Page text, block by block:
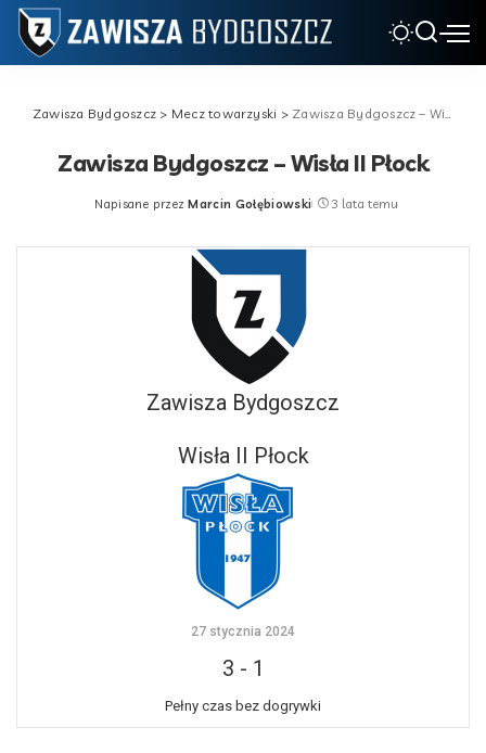
Zawisza Bydgoszcz > Mecz towarzyski > Zawisza Bydgoszcz – Wisła II Płock
Zawisza Bydgoszcz – Wisła II Płock
Posted
Napisane przez Marcin Gołębiowski 3 lata temu
Zawisza Bydgoszcz
Wisła II Płock
27 stycznia 2024
3 - 1
Pełny czas bez dogrywki